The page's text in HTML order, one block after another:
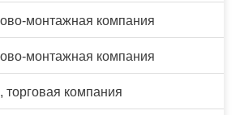
монтажная компания
монтажная компания
компания